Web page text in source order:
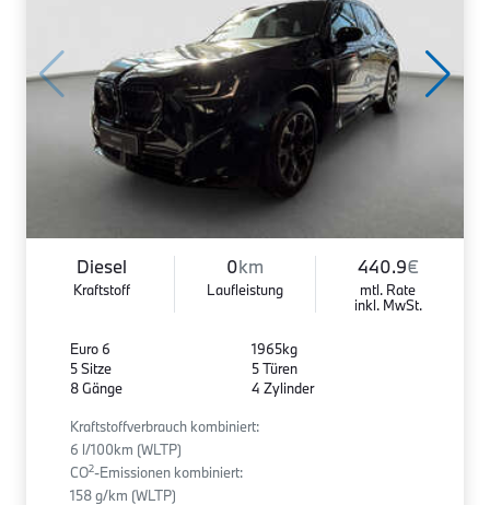
Diesel
Kraftstoff
0km
Laufleistung
440.9€
mtl. Rate
inkl. MwSt.
Euro 6
5 Sitze
8 Gänge
1965kg
5 Türen
4 Zylinder
Kraftstoffverbrauch kombiniert:
6 l/100km (WLTP)
CO2-Emissionen kombiniert:
158 g/km (WLTP)